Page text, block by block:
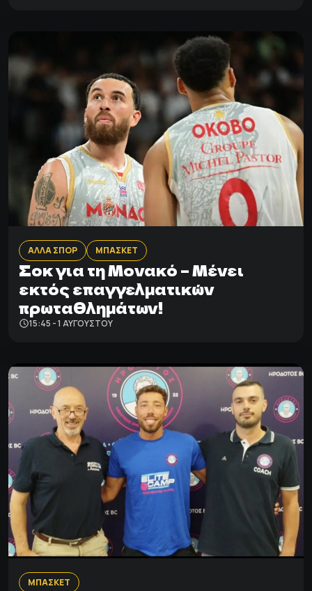
ΑΛΛΑ ΣΠΟΡ ΜΠΑΣΚΕΤ
Σοκ για τη Μονακό – Μένει
εκτός επαγγελματικών
πρωταθλημάτων!
15:45 - 1 ΑΥΓΟΎΣΤΟΥ
ΜΠΑΣΚΕΤ